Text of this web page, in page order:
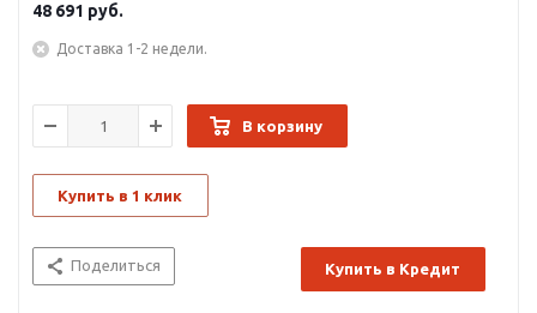
48 691 руб.
Доставка 1-2 недели.
В корзину
Купить в 1 клик
Поделиться Купить в Кредит